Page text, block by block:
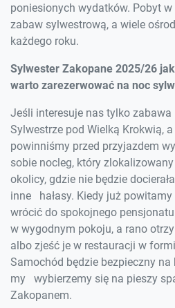
poniesionych wydatków. Pobyt w
zabaw sylwestrową, a wiele
każdego roku.
Sylwester Zakopane 2025/26
warto zarezerwować na noc
Jeśli interesuje nas tylko
Sylwestrze pod Wielką Krokwią,
powinniśmy przed przyjazdem
sobie nocleg, który
okolicy, gdzie nie będzie
inne hałasy. Kiedy już
wrócić do spokojnego
w wygodnym pokoju, a rano
albo zjeść je w restauracji w
Samochód będzie bezpieczny
my wybierzemy się na pieszy
Zakopanem.